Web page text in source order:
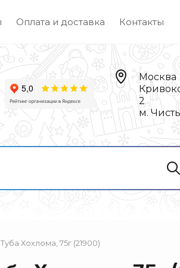
Оплата и доставка Контакты
Москва
2
м.
Чай
Хохлома, 75г (21900)